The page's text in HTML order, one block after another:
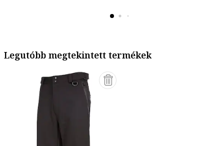
Legutóbb megtekintett termékek